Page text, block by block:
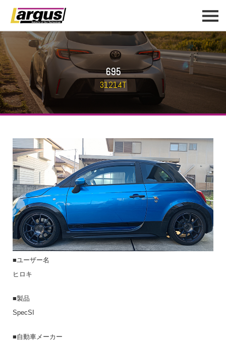
695
31214T
■ユーザー名
ヒロキ
■製品
SpecSI
■自動車メーカー